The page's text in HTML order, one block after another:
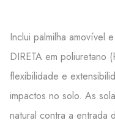
Inclui palmilha amovível
DIRETA em poliuretano
flexibilidade e
impactos no solo. As
natural contra a entrada